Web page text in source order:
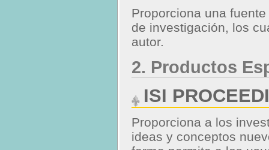
Proporciona una
de investigación, los
autor.
2. Productos
ISI
Proporciona a los
ideas y conceptos